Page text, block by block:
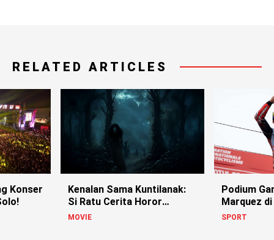
RELATED ARTICLES
Konser
Kenalan Sama Kuntilanak:
Si Ratu Cerita Horor
Indonesia!
MOVIE
Podium
Marquez
SPORT